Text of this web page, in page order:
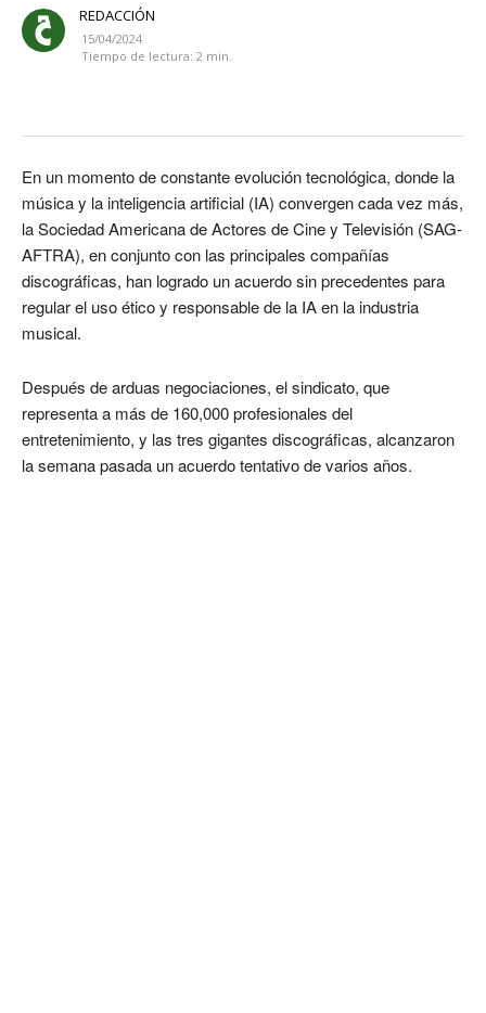
REDACCIÓN
15/04/2024
Tiempo de lectura: 2 min.
En un momento de constante evolución tecnológica, donde la
música y la inteligencia artificial (IA) convergen cada vez más,
la Sociedad Americana de Actores de Cine y Televisión (SAG-
AFTRA), en conjunto con las principales compañías
discográficas, han logrado un acuerdo sin precedentes para
regular el uso ético y responsable de la IA en la industria
musical.
Después de arduas negociaciones, el sindicato, que
representa a más de 160,000 profesionales del
entretenimiento, y las tres gigantes discográficas, alcanzaron
la semana pasada un acuerdo tentativo de varios años.